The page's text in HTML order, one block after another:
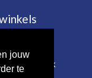
jouw
te
e-bay.co.uk